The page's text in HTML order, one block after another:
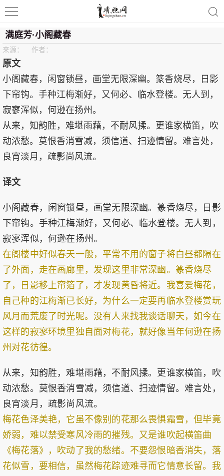
清照词咖
满庭芳·小阁藏春
来源： 作者：
原文
小阁藏春，闲窗锁昼，画堂无限深幽。篆香烧尽，日影
下帘钩。手种江梅渐好，又何必、临水登楼。无人到，
寂寥浑似，何逊在扬州。
从来，知韵胜，难堪雨藉，不耐风揉。更谁家横笛，吹
动浓愁。莫恨香消雪减，须信道、扫迹情留。难言处，
良宵淡月，疏影尚风流。
译文
小阁藏春，闲窗锁昼，画堂无限深幽。篆香烧尽，日影
下帘钩。手种江梅渐好，又何必、临水登楼。无人到，
寂寥浑似，何逊在扬州。
在阁楼中好似春天一般，平常不用的窗子将白昼都隔在
了外面，走在画廊里，发现这里非常深幽。篆香烧尽
了，日影移上帘箔了，才发现黄昏将近。我喜爱梅花，
自己种的江梅渐已长好，为什么一定要再临水登楼赏玩
风月而荒废了时光呢。没有人来找我谈话聊天，如今在
这样的寂寥环境里独自面对梅花，就好像当年何逊在扬
州对花彷徨。
从来，知韵胜，难堪雨藉，不耐风揉。更谁家横笛，吹
动浓愁。莫恨香消雪减，须信道、扫迹情留。难言处，
良宵淡月，疏影尚风流。
梅花色泽美艳，它虽不像别的花那么畏惧霜雪，但毕竟
娇弱，难以禁受寒风冷雨的摧残。又是谁吹起横笛曲
《梅花落》，吹动了我的愁绪。不要怨恨暗香消失，落
花似雪，要相信，虽然梅花踪迹难寻而它情意长留。我